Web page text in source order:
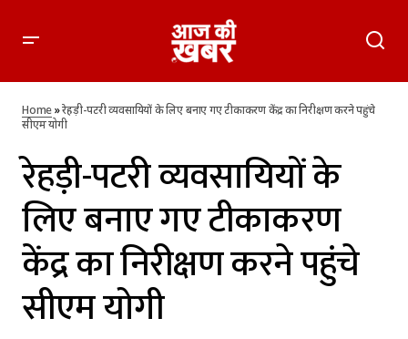
करने पहुंचे सीएम योगी
Home»रेहड़ी-पटरी व्यवसायियों के लिए बनाए गए टीकाकरण केंद्र का निरीक्षण करने पहुंचे
सीएम योगी
रेहड़ी-पटरी व्यवसायियों के
लिए बनाए गए टीकाकरण
केंद्र का निरीक्षण करने पहुंचे
सीएम योगी